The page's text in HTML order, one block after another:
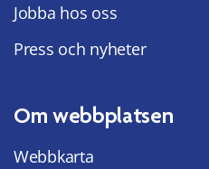
Jobba hos oss
Press och nyheter
Om webbplatsen
Webbkarta